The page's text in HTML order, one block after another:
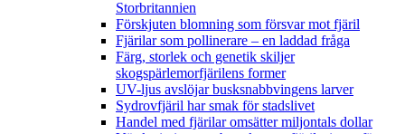
Storbritannien
Förskjuten blomning som försvar mot fjäril
Fjärilar som pollinerare – en laddad fråga
Färg, storlek och genetik skiljer
skogspärlemorfjärilens former
UV-ljus avslöjar busksnabbvingens larver
Sydrovfjäril har smak för stadslivet
Handel med fjärilar omsätter miljontals dollar